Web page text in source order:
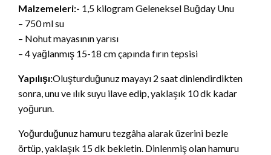
Malzemeleri:- 1,5 kilogram Geleneksel Buğday Unu
– 750 ml su
– Nohut mayasının yarısı
– 4 yağlanmış 15-18 cm çapında fırın tepsisi
Yapılışı:Oluşturduğunuz mayayı 2 saat dinlendirdikten
sonra, unu ve ılık suyu ilave edip, yaklaşık 10 dk kadar
yoğurun.
Yoğurduğunuz hamuru tezgâha alarak üzerini bezle
örtüp, yaklaşık 15 dk bekletin. Dinlenmiş olan hamuru